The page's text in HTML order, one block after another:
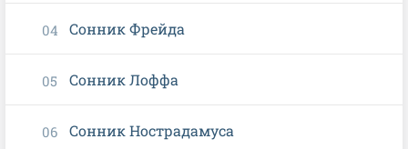
Сонник Фрейда
Сонник Лоффа
Сонник Нострадамуса